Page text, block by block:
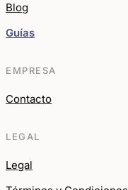
Blog
Guías
EMPRESA
Contacto
LEGAL
Legal